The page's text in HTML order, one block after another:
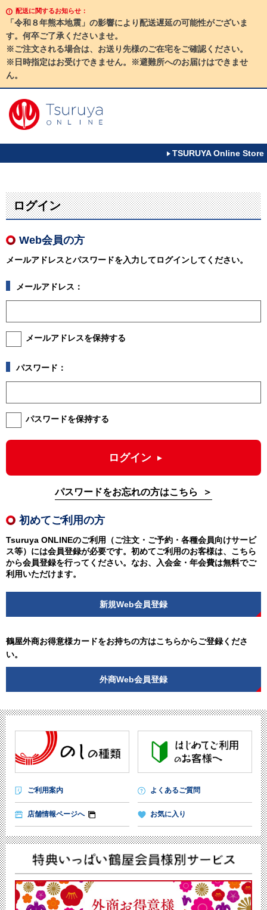
配送に関するお知らせ：
「令和８年熊本地震」の影響により配送遅延の可能性がございま
す。何卒ご了承くださいませ。
※ご注文される場合は、お送り先様のご在宅をご確認ください。
※日時指定はお受けできません。※避難所へのお届けはできませ
ん。
TSURUYA Online Store
ログイン
Web会員の方
メールアドレスとパスワードを入力してログインしてください。
メールアドレス：
メールアドレスを保持する
パスワード：
パスワードを保持する
ログイン
パスワードをお忘れの方はこちら
初めてご利用の方
Tsuruya ONLINEのご利用（ご注文・ご予約・各種会員向けサービ
ス等）には会員登録が必要です。初めてご利用のお客様は、こちら
から会員登録を行ってください。なお、入会金・年会費は無料でご
利用いただけます。
新規Web会員登録
鶴屋外商お得意様カードをお持ちの方はこちらからご登録くださ
い。
外商Web会員登録
ご利用案内 よくあるご質問
店舗情報ページへ お気に入り